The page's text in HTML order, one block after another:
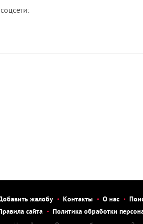
жалобу Контакты О нас
сайта
Политика обработки